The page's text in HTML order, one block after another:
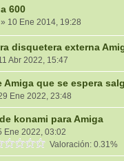
600
10 Ene 2014, 19:28
disquetera externa
Abr 2022, 15:47
Amiga que se espera
Ene 2022, 23:48
konami para Amiga
Ene 2022, 03:02
Valoración: 0.31%